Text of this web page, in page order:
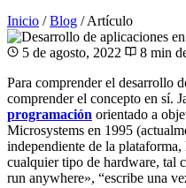
Inicio / Blog /Artículo
5 de agosto, 2022
8 min
Para comprender el desarrollo
comprender el concepto en sí.
programación orientado a
Microsystems en 1995
independiente de la
cualquier tipo de hardware, tal
run anywhere», “escribe una